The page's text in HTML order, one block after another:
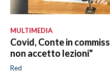
MULTIMEDIA
Covid, Conte in
non accetto lezioni"
Red